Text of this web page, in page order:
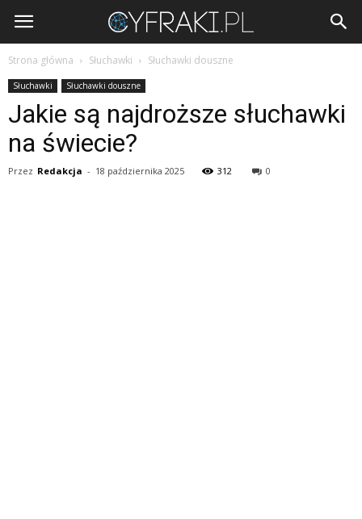
Cyfraki.pl
Strona główna Słuchawki Słuchawki douszne
Słuchawki Słuchawki douszne
Jakie są najdroższe słuchawki
na świecie?
Przez Redakcja - 18 października 2025 312 0